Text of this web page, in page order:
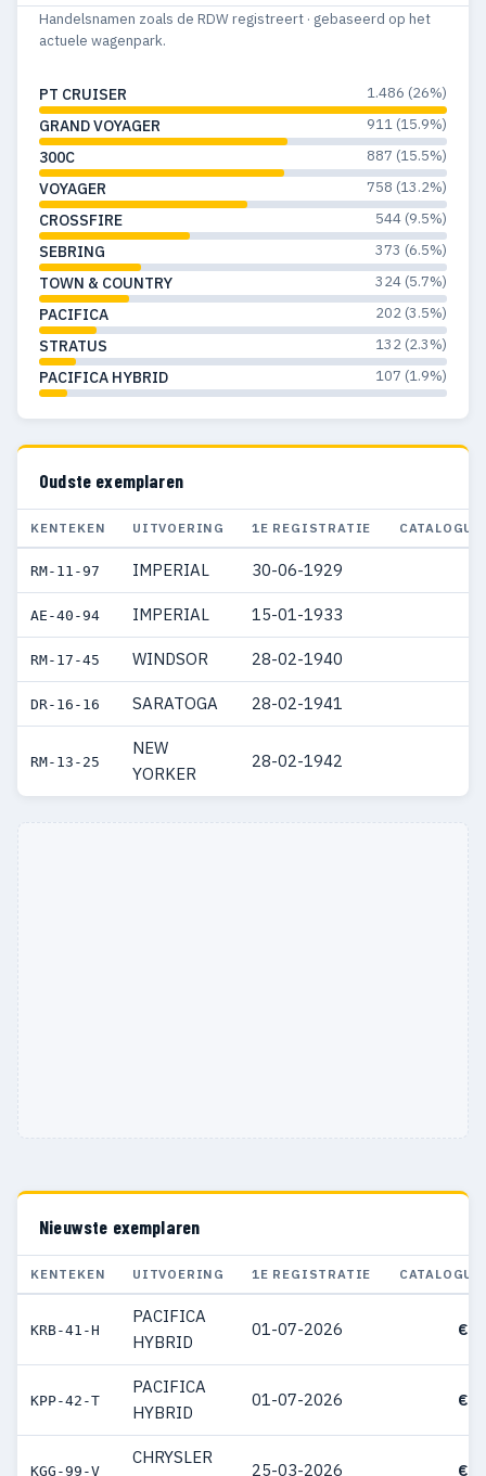
1964 14 11
1962 19 16
1961 21 19
1960 3
1959 14 12
1958 2
1957 11 11
1956 13 13
1955 17 17
1952 3 3
1951 7 7
1950 9 10
1949 2 2
1948 7 8
1947 3
Handelsnamen zoals de RDW registreert · gebaseerd op het
actuele wagenpark.
PT CRUISER 1.486 (26%)
GRAND VOYAGER 911 (15.9%)
300C 887 (15.5%)
VOYAGER 758 (13.2%)
CROSSFIRE 544 (9.5%)
SEBRING 373 (6.5%)
TOWN & COUNTRY 324 (5.7%)
PACIFICA 202 (3.5%)
STRATUS 132 (2.3%)
PACIFICA HYBRID 107 (1.9%)
Oudste exemplaren
KENTEKEN UITVOERING 1E REGISTRATIE
RM-11-97 IMPERIAL 30-06-1929
AE-40-94 IMPERIAL 15-01-1933
RM-17-45 WINDSOR 28-02-1940
DR-16-16 SARATOGA 28-02-1941
RM-13-25
NEW
YORKER
28-02-1942
Nieuwste exemplaren
KENTEKEN UITVOERING 1E REGISTRATIE
KRB-41-H
PACIFICA
HYBRID
01-07-2026 €
KPP-42-T
PACIFICA
HYBRID
01-07-2026 €
KGG-99-V
CHRYSLER
25-03-2026 €